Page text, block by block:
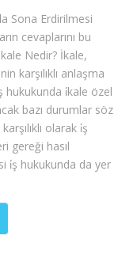
Sona Erdirilmesi
cevaplarını bu
Nedir? İkale,
karşılıklı anlaşma
hukukunda i̇kale özel
bazı durumlar söz
olarak i̇ş
gereği hasıl
i̇ş hukukunda da yer